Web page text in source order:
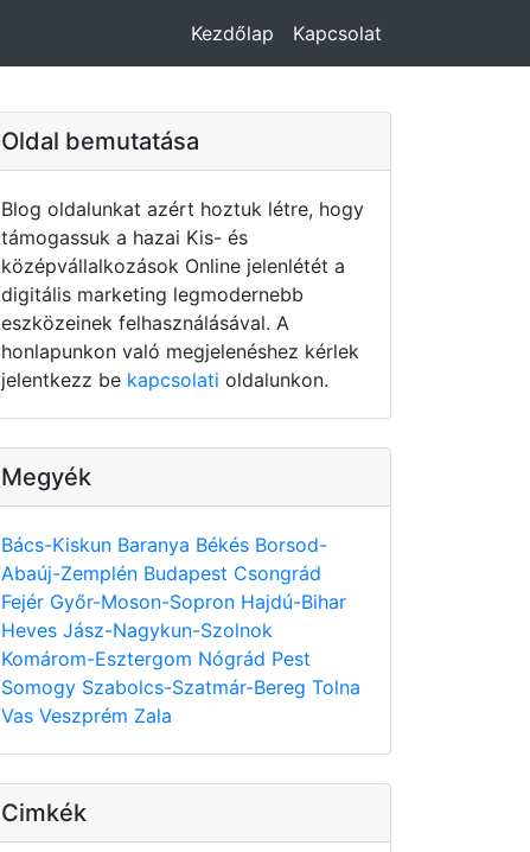
Kezdőlap Kapcsolat
Oldal bemutatása
Blog oldalunkat azért hoztuk létre, hogy
támogassuk a hazai Kis- és
középvállalkozások Online jelenlétét a
digitális marketing legmodernebb
eszközeinek felhasználásával. A
honlapunkon való megjelenéshez kérlek
jelentkezz be kapcsolati oldalunkon.
Megyék
Bács-Kiskun Baranya Békés Borsod-
Abaúj-Zemplén Budapest Csongrád
Fejér Győr-Moson-Sopron Hajdú-Bihar
Heves Jász-Nagykun-Szolnok
Komárom-Esztergom Nógrád Pest
Somogy Szabolcs-Szatmár-Bereg Tolna
Vas Veszprém Zala
Cimkék